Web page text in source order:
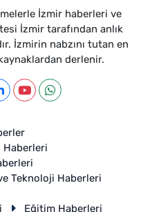
İzmir haberleri ve
İzmir tarafından anlık
İzmirin nabzını tutan en
derlenir.
Haberleri
Teknoloji Haberleri
Eğitim Haberleri